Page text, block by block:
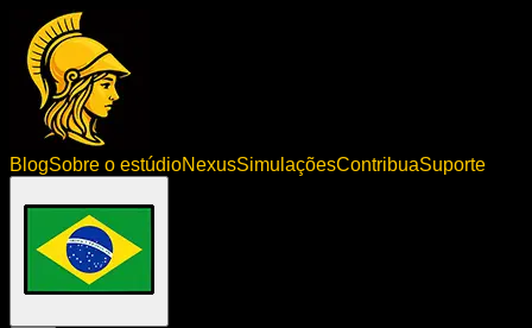
BlogSobre o estúdioNexusSimulaçõesContribuaSuporte